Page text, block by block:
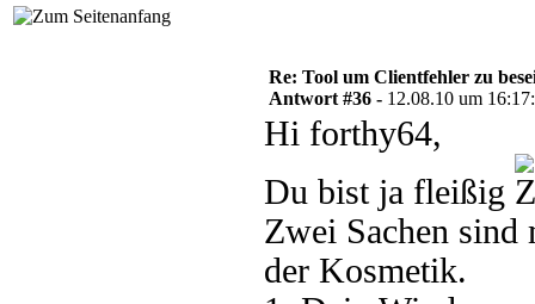
Re: Tool um Clientfehler zu
Antwort #36 - 12.08.10 um
Hi forthy64,
Du bist ja fleißig
Zwei Sachen sind
der Kosmetik.